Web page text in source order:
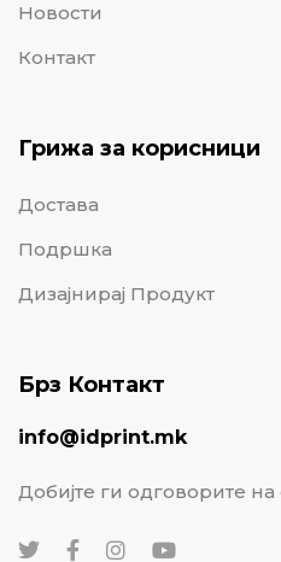
Новости
Контакт
Грижа за корисници
Достава
Подршка
Дизајнирај Продукт
Брз Контакт
info@idprint.mk
Добијте ги одговорите